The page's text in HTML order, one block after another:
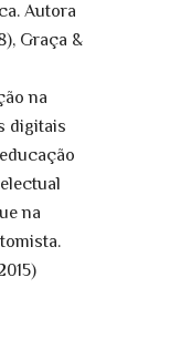
Autora
Graça &
na
digitais
na